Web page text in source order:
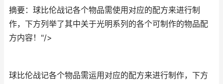
摘要：球比伦战记各个物品需使用对应的配方来进行制
作，下方列举了其中关于光明系列的各个可制作的物品配
方内容！"/>
球比伦战记各个物品需运用对应的配方来进行制作，下方